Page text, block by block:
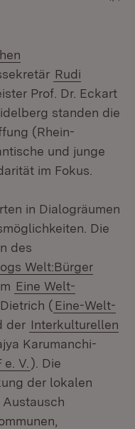
Rudi
Prof. Dr. Eckart
standen die
(Rhein-
und junge
im Fokus.
in Dialogräumen
Die
des
Welt:Bürger
Eine Welt-
(Eine-Welt-
der Interkulturellen
Karumanchi-
V. ). Die
der lokalen